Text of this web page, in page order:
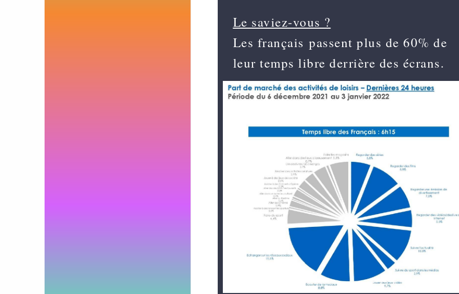
Le saviez-vous ?
Les français passent plus de 60% de
leur temps libre derrière des écrans.